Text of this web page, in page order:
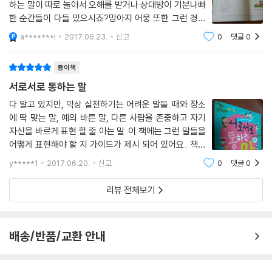
하는 말이 따로 놀아서 오해를 받거나 상대방이 기분나빠
한 순간들이 다들 있으시죠?망아지 어뭉 또한 그런 경험
이 있는 1인!왜 내 마음을 몰라줄까~ 왜 기분나빠할까~
많이 속상했지만 내가 말하는 방식이 어떤지 잘 모르겠더
a*******l 2017.06.23. 신고 0 댓글0
종이책
서로서로 통하는 말
다 알고 있지만, 막상 실천하기는 어려운 말들..때와 장소
에 딱 맞는 말, 예의 바른 말, 다른 사람을 존중하고 자기
자신을 바르게 표현 할 줄 아는 말..이 책에는 그런 말들을
어떻게 표현해야 할 지 가이드가 제시 되어 있어요..​​ 책의
차례를 살펴보면, 12가지의 상황이 나오고, 각각에 어울
리는 말과 그렇지 않는 말들을 알려주고 있어요..이 책
y*****1 2017.06.20. 신고 0 댓글0
리뷰 전체보기
배송/반품/교환 안내